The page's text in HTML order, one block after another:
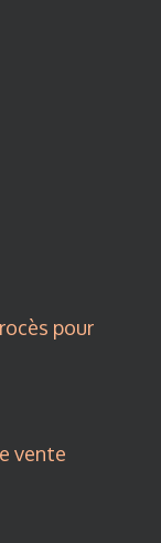
pour
vente